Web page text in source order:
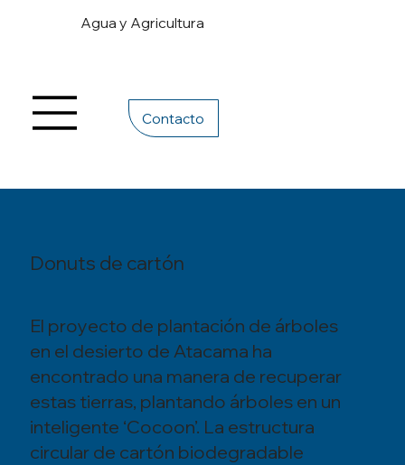
Agua y Agricultura
Contacto
Donuts de cartón
El proyecto de plantación de árboles
en el desierto de Atacama ha
encontrado una manera de recuperar
estas tierras, plantando árboles en un
inteligente ‘Cocoon’. La estructura
circular de cartón biodegradable